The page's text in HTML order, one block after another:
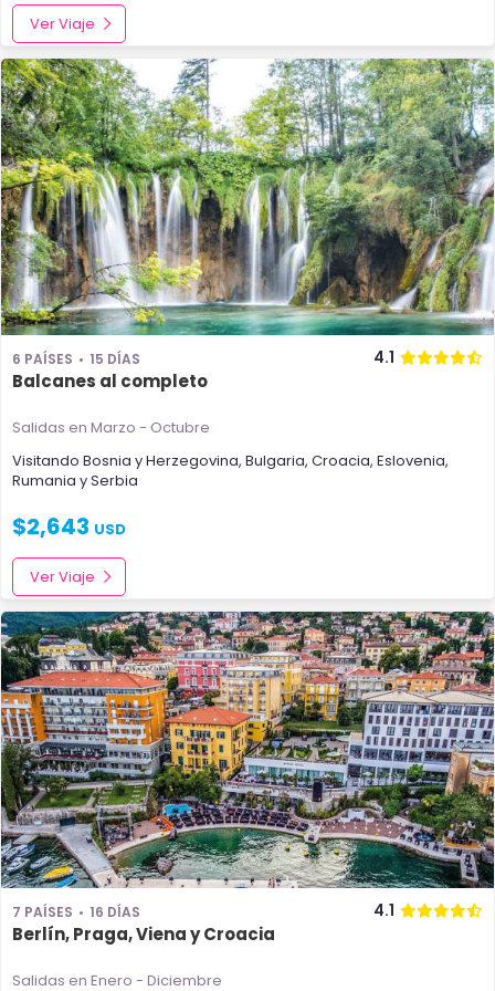
Ver Viaje
6 PAÍSES 15 DÍAS 4.1
Balcanes al completo
Salidas en Marzo - Octubre
Visitando Bosnia y Herzegovina, Bulgaria, Croacia, Eslovenia,
Rumania ySerbia
$2,643 USD
Ver Viaje
7 PAÍSES 16 DÍAS 4.1
Berlín, Praga, Viena y Croacia
Salidas en Enero - Diciembre